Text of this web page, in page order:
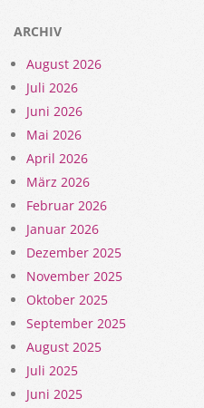
ARCHIV
August 2026
Juli 2026
Juni 2026
Mai 2026
April 2026
März 2026
Februar 2026
Januar 2026
Dezember 2025
November 2025
Oktober 2025
September 2025
August 2025
Juli 2025
Juni 2025